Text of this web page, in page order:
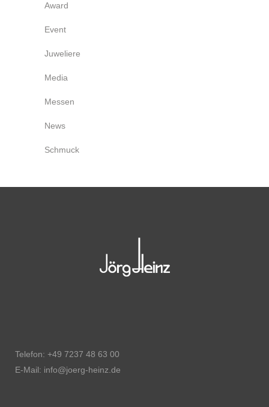
Award
Event
Juweliere
Media
Messen
News
Schmuck
Telefon: +49 7237 48 63 00
E-Mail: info@joerg-heinz.de